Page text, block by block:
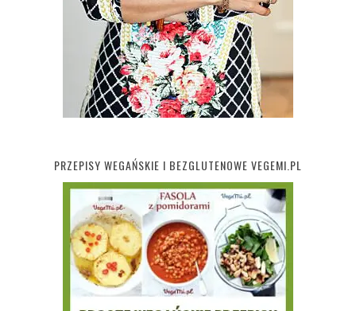
PRZEPISY WEGAŃSKIE I BEZGLUTENOWE VEGEMI.PL